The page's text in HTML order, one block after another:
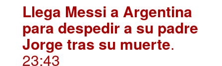
Llega Messi a Argentina
para despedir a su padre
Jorge tras su muerte.
23:43